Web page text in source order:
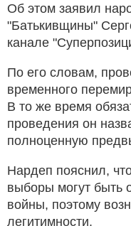
Об этом заявил
"Батькивщины"
канале
По его словам,
временного
В то же время
проведения он
полноценную
Нардеп пояснил,
выборы могут быть
войны, поэтому
легитимности.